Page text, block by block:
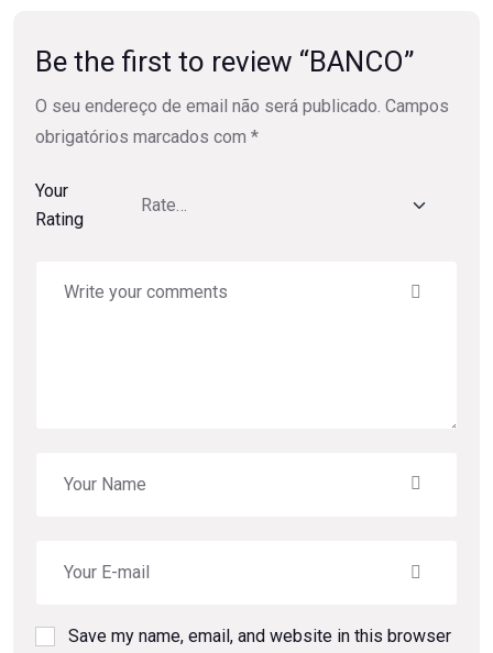
Be the first to review “BANCO”
O seu endereço de email não será publicado. Campos
obrigatórios marcados com *
Your
Rating
Save my name, email, and website in this browser